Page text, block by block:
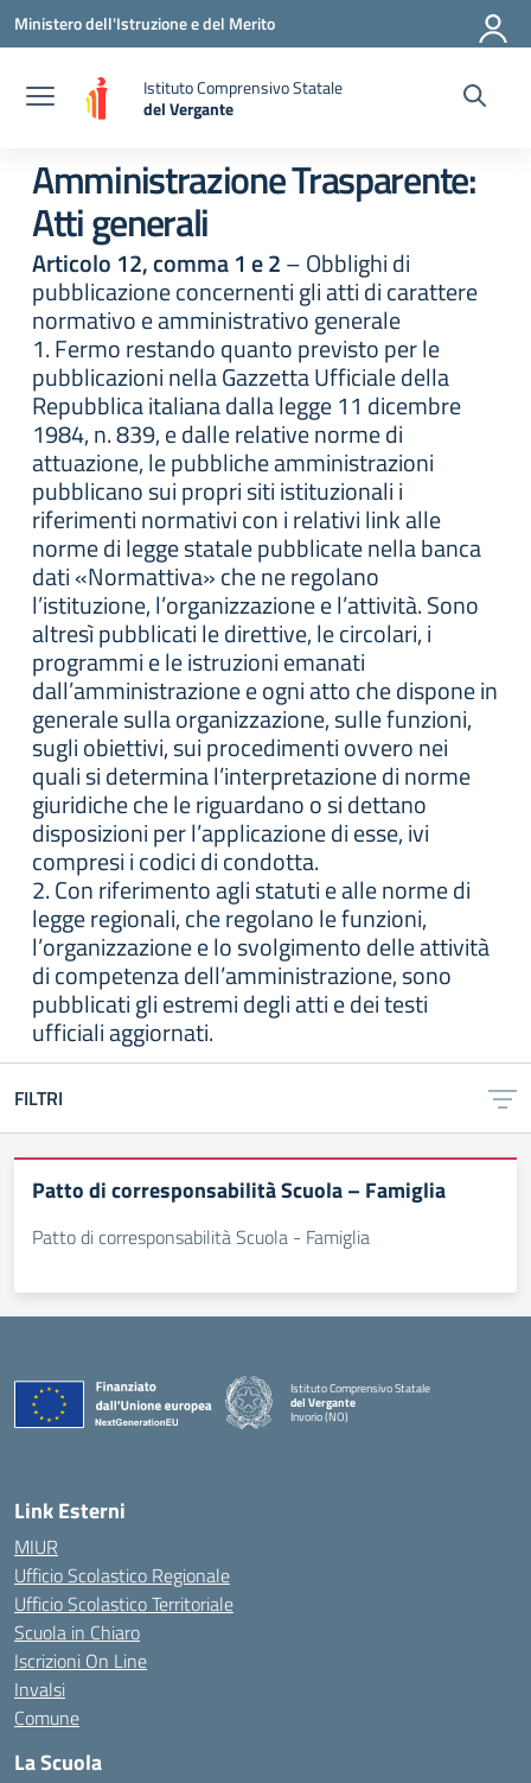
Vai ai contenuti
Vai al menu di navigazione
Vai al footer
Ministero dell'Istruzione e del Merito
Istituto Comprensivo Statale
del Vergante
— Visita la pagina iniziale della scuola
Amministrazione Trasparente:
Atti generali
Articolo 12, comma 1 e 2– Obblighi di
pubblicazione concernenti gli atti di carattere
normativo e amministrativo generale
1. Fermo restando quanto previsto per le
pubblicazioni nella Gazzetta Ufficiale della
Repubblica italiana dalla legge 11 dicembre
1984, n. 839, e dalle relative norme di
attuazione, le pubbliche amministrazioni
pubblicano sui propri siti istituzionali i
riferimenti normativi con i relativi link alle
norme di legge statale pubblicate nella banca
dati «Normattiva» che ne regolano
l’istituzione, l’organizzazione e l’attività. Sono
altresì pubblicati le direttive, le circolari, i
programmi e le istruzioni emanati
dall’amministrazione e ogni atto che dispone in
generale sulla organizzazione, sulle funzioni,
sugli obiettivi, sui procedimenti ovvero nei
quali si determina l’interpretazione di norme
giuridiche che le riguardano o si dettano
disposizioni per l’applicazione di esse, ivi
compresi i codici di condotta.
2. Con riferimento agli statuti e alle norme di
legge regionali, che regolano le funzioni,
l’organizzazione e lo svolgimento delle attività
di competenza dell’amministrazione, sono
pubblicati gli estremi degli atti e dei testi
ufficiali aggiornati.
FILTRI
Patto di corresponsabilità Scuola – Famiglia
Patto di corresponsabilità Scuola - Famiglia
Istituto Comprensivo Statale
del Vergante
Invorio (NO)
Link Esterni
MIUR
Ufficio Scolastico Regionale
Ufficio Scolastico Territoriale
Scuola in Chiaro
Iscrizioni On Line
Invalsi
Comune
La Scuola